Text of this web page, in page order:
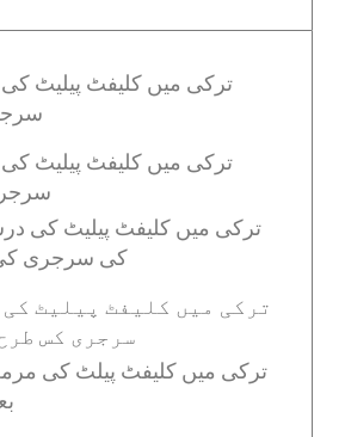
ترکی میں کلیفٹ پیلیٹ
ترکی میں کلیفٹ پیلیٹ
ترکی میں کلیفٹ پیلیٹ کی
کی سرجری
ترکی میں کلیفٹ پیلیٹ
سرجری کس
ترکی میں کلیفٹ پیلٹ کی